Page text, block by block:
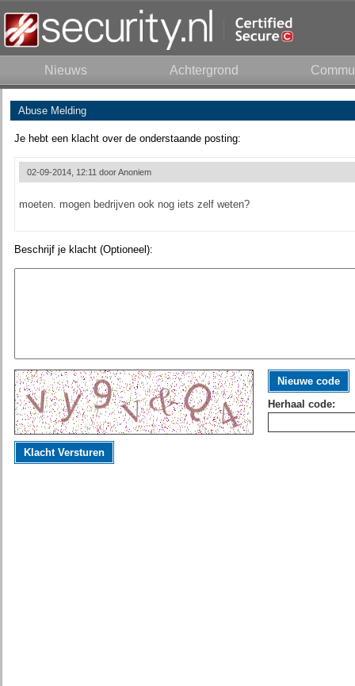
Nieuws Achtergrond
Abuse Melding
Je hebt een klacht over de onderstaande posting:
02-09-2014, 12:11 doorAnoniem
moeten. mogen bedrijven ook nog iets zelf weten?
Beschrijf je klacht (Optioneel):
Nieuwe code
Herhaal code:
Klacht Versturen